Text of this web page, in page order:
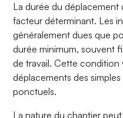
La durée du
facteur déterminant. Les
généralement dues que
durée minimum, souvent
de travail. Cette condition
déplacements des
ponctuels.
La nature du chantier